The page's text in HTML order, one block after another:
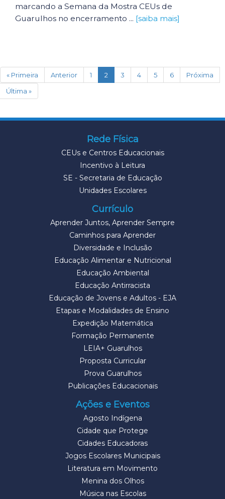
marcando a Semana da Mostra CEUs de
Guarulhos no encerramento ... [saiba mais]
« Primeira Anterior 1 2 (current)
3 4 5 6
Próxima
Última »
Rede Física
CEUs e Centros Educacionais
Incentivo à Leitura
SE - Secretaria de Educação
Unidades Escolares
Currículo
Aprender Juntos, Aprender Sempre
Caminhos para Aprender
Diversidade e Inclusão
Educação Alimentar e Nutricional
Educação Ambiental
Educação Antirracista
Educação de Jovens e Adultos - EJA
Etapas e Modalidades de Ensino
Expedição Matemática
Formação Permanente
LEIA+ Guarulhos
Proposta Curricular
Prova Guarulhos
Publicações Educacionais
Ações e Eventos
Agosto Indígena
Cidade que Protege
Cidades Educadoras
Jogos Escolares Municipais
Literatura em Movimento
Menina dos Olhos
Música nas Escolas